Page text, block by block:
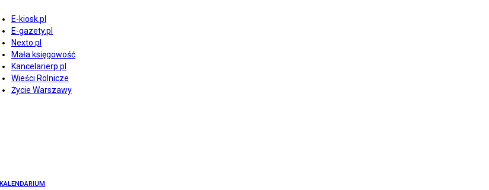
E-kiosk.pl
E-gazety.pl
Nexto.pl
Mała księgowość
Kancelarierp.pl
Wieści Rolnicze
Życie Warszawy
KALENDARIUM